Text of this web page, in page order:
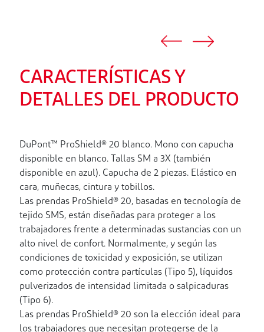
CARACTERÍSTICAS Y
DETALLES DEL PRODUCTO
DuPont™ ProShield® 20 blanco. Mono con capucha
disponible en blanco. Tallas SM a 3X (también
disponible en azul). Capucha de 2 piezas. Elástico en
cara, muñecas, cintura y tobillos.
Las prendas ProShield® 20, basadas en tecnología de
tejido SMS, están diseñadas para proteger a los
trabajadores frente a determinadas sustancias con un
alto nivel de confort. Normalmente, y según las
condiciones de toxicidad y exposición, se utilizan
como protección contra partículas (Tipo 5), líquidos
pulverizados de intensidad limitada o salpicaduras
(Tipo 6).
Las prendas ProShield® 20 son la elección ideal para
los trabajadores que necesitan protegerse de la